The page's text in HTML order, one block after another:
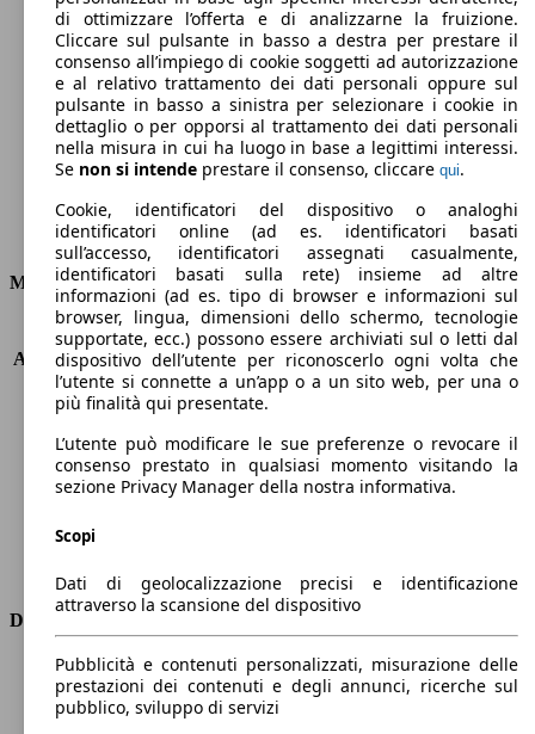
127 g/km
Emissioni di CO2 (combinato)*
Consumi
Motore e Prestazioni
KW (PS)
88 kW (120 PS)
Accelerazione (0-100 km/h)
14.2s
Velocità massima (km/h)
193 km/h
Numero di marce
6
Coppia
300 nm
Cilindrata
1749 ccm
Carburante
Diesel
Trasmissione
Dimensioni
Lunghezza
4410 mm
Altezza
1650 mm
Larghezza
di ottimizzare l’offerta e di analizzarne la fruizione.
Cliccare sul pulsante in basso a destra per prestare il
consenso all’impiego di cookie soggetti ad autorizzazione
e al relativo trattamento dei dati personali oppure sul
pulsante in basso a sinistra per selezionare i cookie in
dettaglio o per opporsi al trattamento dei dati personali
nella misura in cui ha luogo in base a legittimi interessi.
Se non si intende prestare il consenso, cliccare qui.
Cookie, identificatori del dispositivo o analoghi
identificatori online (ad es. identificatori basati
sull’accesso, identificatori assegnati casualmente,
identificatori basati sulla rete) insieme ad altre
informazioni (ad es. tipo di browser e informazioni sul
browser, lingua, dimensioni dello schermo, tecnologie
supportate, ecc.) possono essere archiviati sul o letti dal
dispositivo dell’utente per riconoscerlo ogni volta che
l’utente si connette a un’app o a un sito web, per una o
più finalità qui presentate.
L’utente può modificare le sue preferenze o revocare il
consenso prestato in qualsiasi momento visitando la
sezione Privacy Manager della nostra informativa.
Scopi
Dati di geolocalizzazione precisi e identificazione
attraverso la scansione del dispositivo
Pubblicità e contenuti personalizzati, misurazione delle
prestazioni dei contenuti e degli annunci, ricerche sul
pubblico, sviluppo di servizi